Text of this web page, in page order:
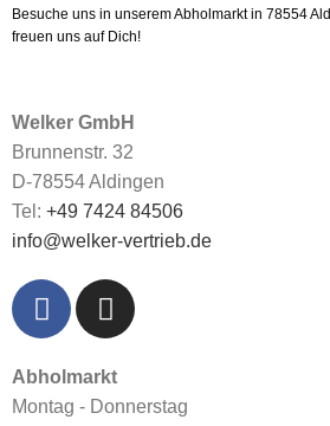
Besuche uns in unserem Abholmarkt in 78554
freuen uns auf Dich!
Welker GmbH
Brunnenstr. 32
D-78554 Aldingen
Tel: +49 7424 84506
info@welker-vertrieb.de
Abholmarkt
Montag - Donnerstag